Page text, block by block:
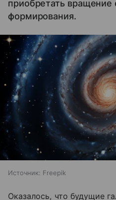
приобретать вращение
формирования.
Источник: Freepik
Оказалось, что будущие